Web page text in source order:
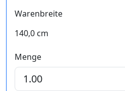
Warenbreite
140,0 cm
Menge